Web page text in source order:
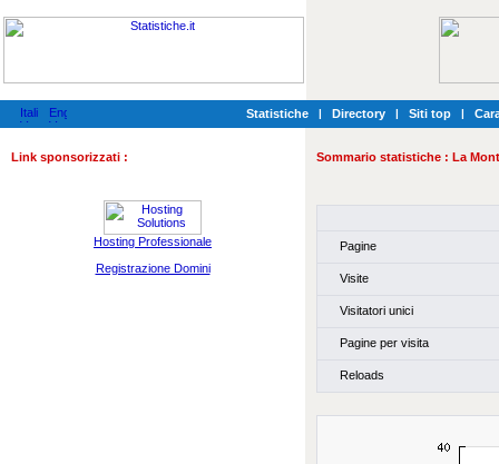
Statistiche | Directory | Siti top |
Link sponsorizzati :
Hosting Professionale
Registrazione Domini
Sommario statistiche : La
Pagine
Visite
Visitatori unici
Pagine per visita
Reloads